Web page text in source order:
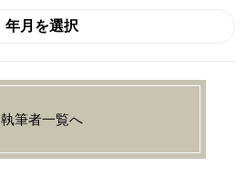
年月を選択
執筆者一覧へ